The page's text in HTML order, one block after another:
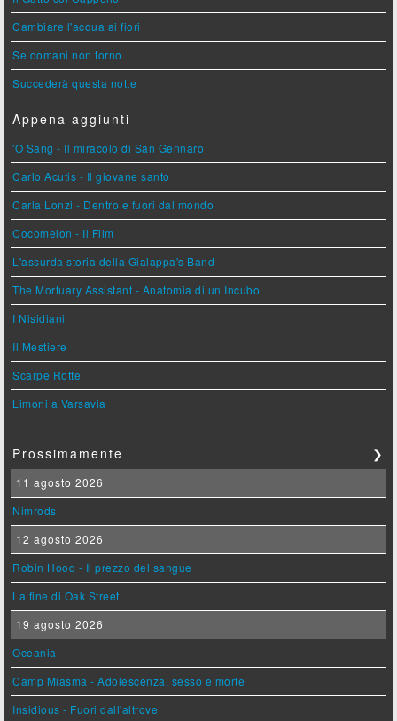
Cambiare l'acqua ai fiori
Se domani non torno
Succederà questa notte
Appena aggiunti
'O Sang - Il miracolo di San Gennaro
Carlo Acutis - Il giovane santo
Carla Lonzi - Dentro e fuori dal mondo
Cocomelon - Il Film
L'assurda storia della Gialappa's Band
The Mortuary Assistant - Anatomia di un Incubo
I Nisidiani
Il Mestiere
Scarpe Rotte
Limoni a Varsavia
Prossimamente ❯
11 agosto 2026
Nimrods
12 agosto 2026
Robin Hood - Il prezzo del sangue
La fine di Oak Street
19 agosto 2026
Oceania
Camp Miasma - Adolescenza, sesso e morte
Insidious - Fuori dall'altrove